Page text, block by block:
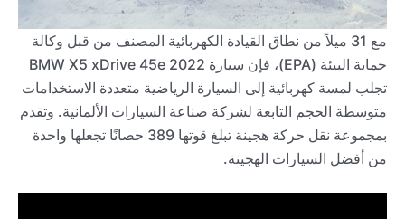
مع 31 ميلاً من نطاق القيادة الكهربائية المصنف من قبل وكالة
حماية البيئة (EPA)، فإن سيارة BMW X5 xDrive 45e 2022
تجلب لمسة كهربائية إلى السيارة الرياضية متعددة الاستخدامات
متوسطة الحجم التابعة لشركة صناعة السيارات الألمانية. وتقدم
بمجموعة نقل حركة هجينة تبلغ قوتها 389 حصانًا تجعلها واحدة
من أفضل السيارات الهجينة.